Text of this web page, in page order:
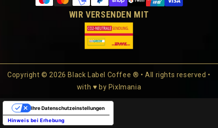
WIR VERSENDEN MIT
Copyright © 2026 Black Label Coffee ® • All rights reserved •
with ♥ by Pixlmania
Hinweis bei Erhebung
Ihre Datenschutzeinstellungen